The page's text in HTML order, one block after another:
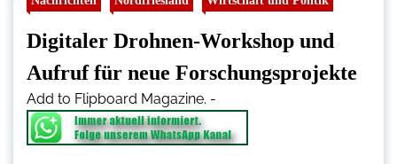
Digitaler Drohnen-Workshop und
Aufruf für neue Forschungsprojekte
Add to Flipboard Magazine. -